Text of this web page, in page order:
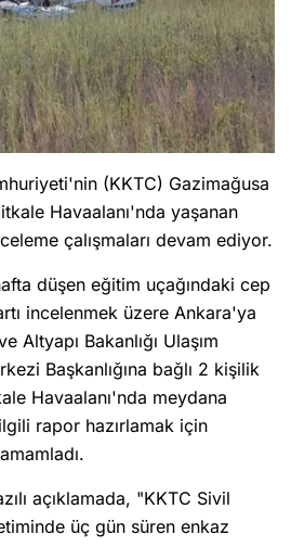
(KKTC) Gazimağusa
Havaalanı'nda yaşanan
çalışmaları devam ediyor.
düşen eğitim uçağındaki cep
incelenmek üzere Ankara'ya
Altyapı Bakanlığı Ulaşım
Başkanlığına bağlı 2 kişilik
Havaalanı'nda meydana
rapor hazırlamak için
açıklamada, "KKTC Sivil
üç gün süren enkaz